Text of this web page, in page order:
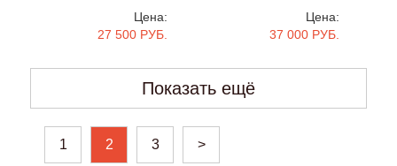
Цена:
27 500 РУБ.
Цена:
37 000 РУБ.
Показать ещё
1 2 3 >